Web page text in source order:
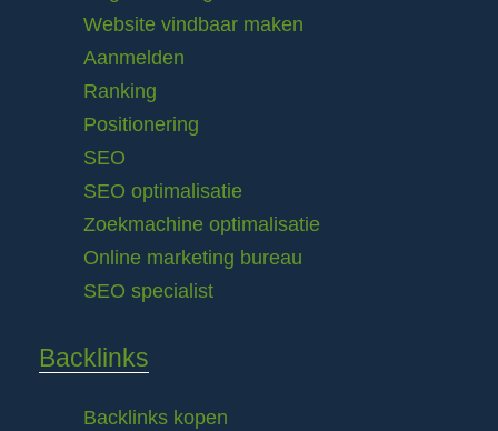
Website vindbaar maken
Aanmelden
Ranking
Positionering
SEO
SEO optimalisatie
Zoekmachine optimalisatie
Online marketing bureau
SEO specialist
Backlinks
Backlinks kopen